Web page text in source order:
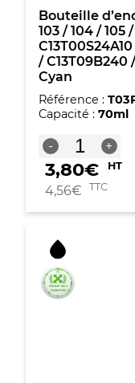
/
/
/
C13T00R340
/
C13T09B340
C13T664340
/
C13T67334A
-
Bouteille
103 / 104 / 105
/ C13T09B240
Cyan
Référence :
Capacité : 70ml
-
quantité
de
Bouteille
d'encre
Epson
/
103
/
104
+
3,80€ HT
4,56€ TTC